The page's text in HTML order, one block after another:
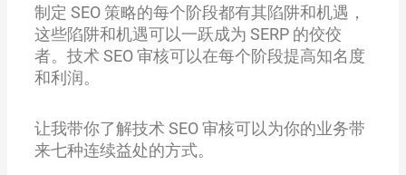
制定 SEO 策略的每个阶段都有其陷阱和机遇，
这些陷阱和机遇可以一跃成为 SERP 的佼佼
者。技术 SEO 审核可以在每个阶段提高知名度
和利润。
让我带你了解技术 SEO 审核可以为你的业务带
来七种连续益处的方式。